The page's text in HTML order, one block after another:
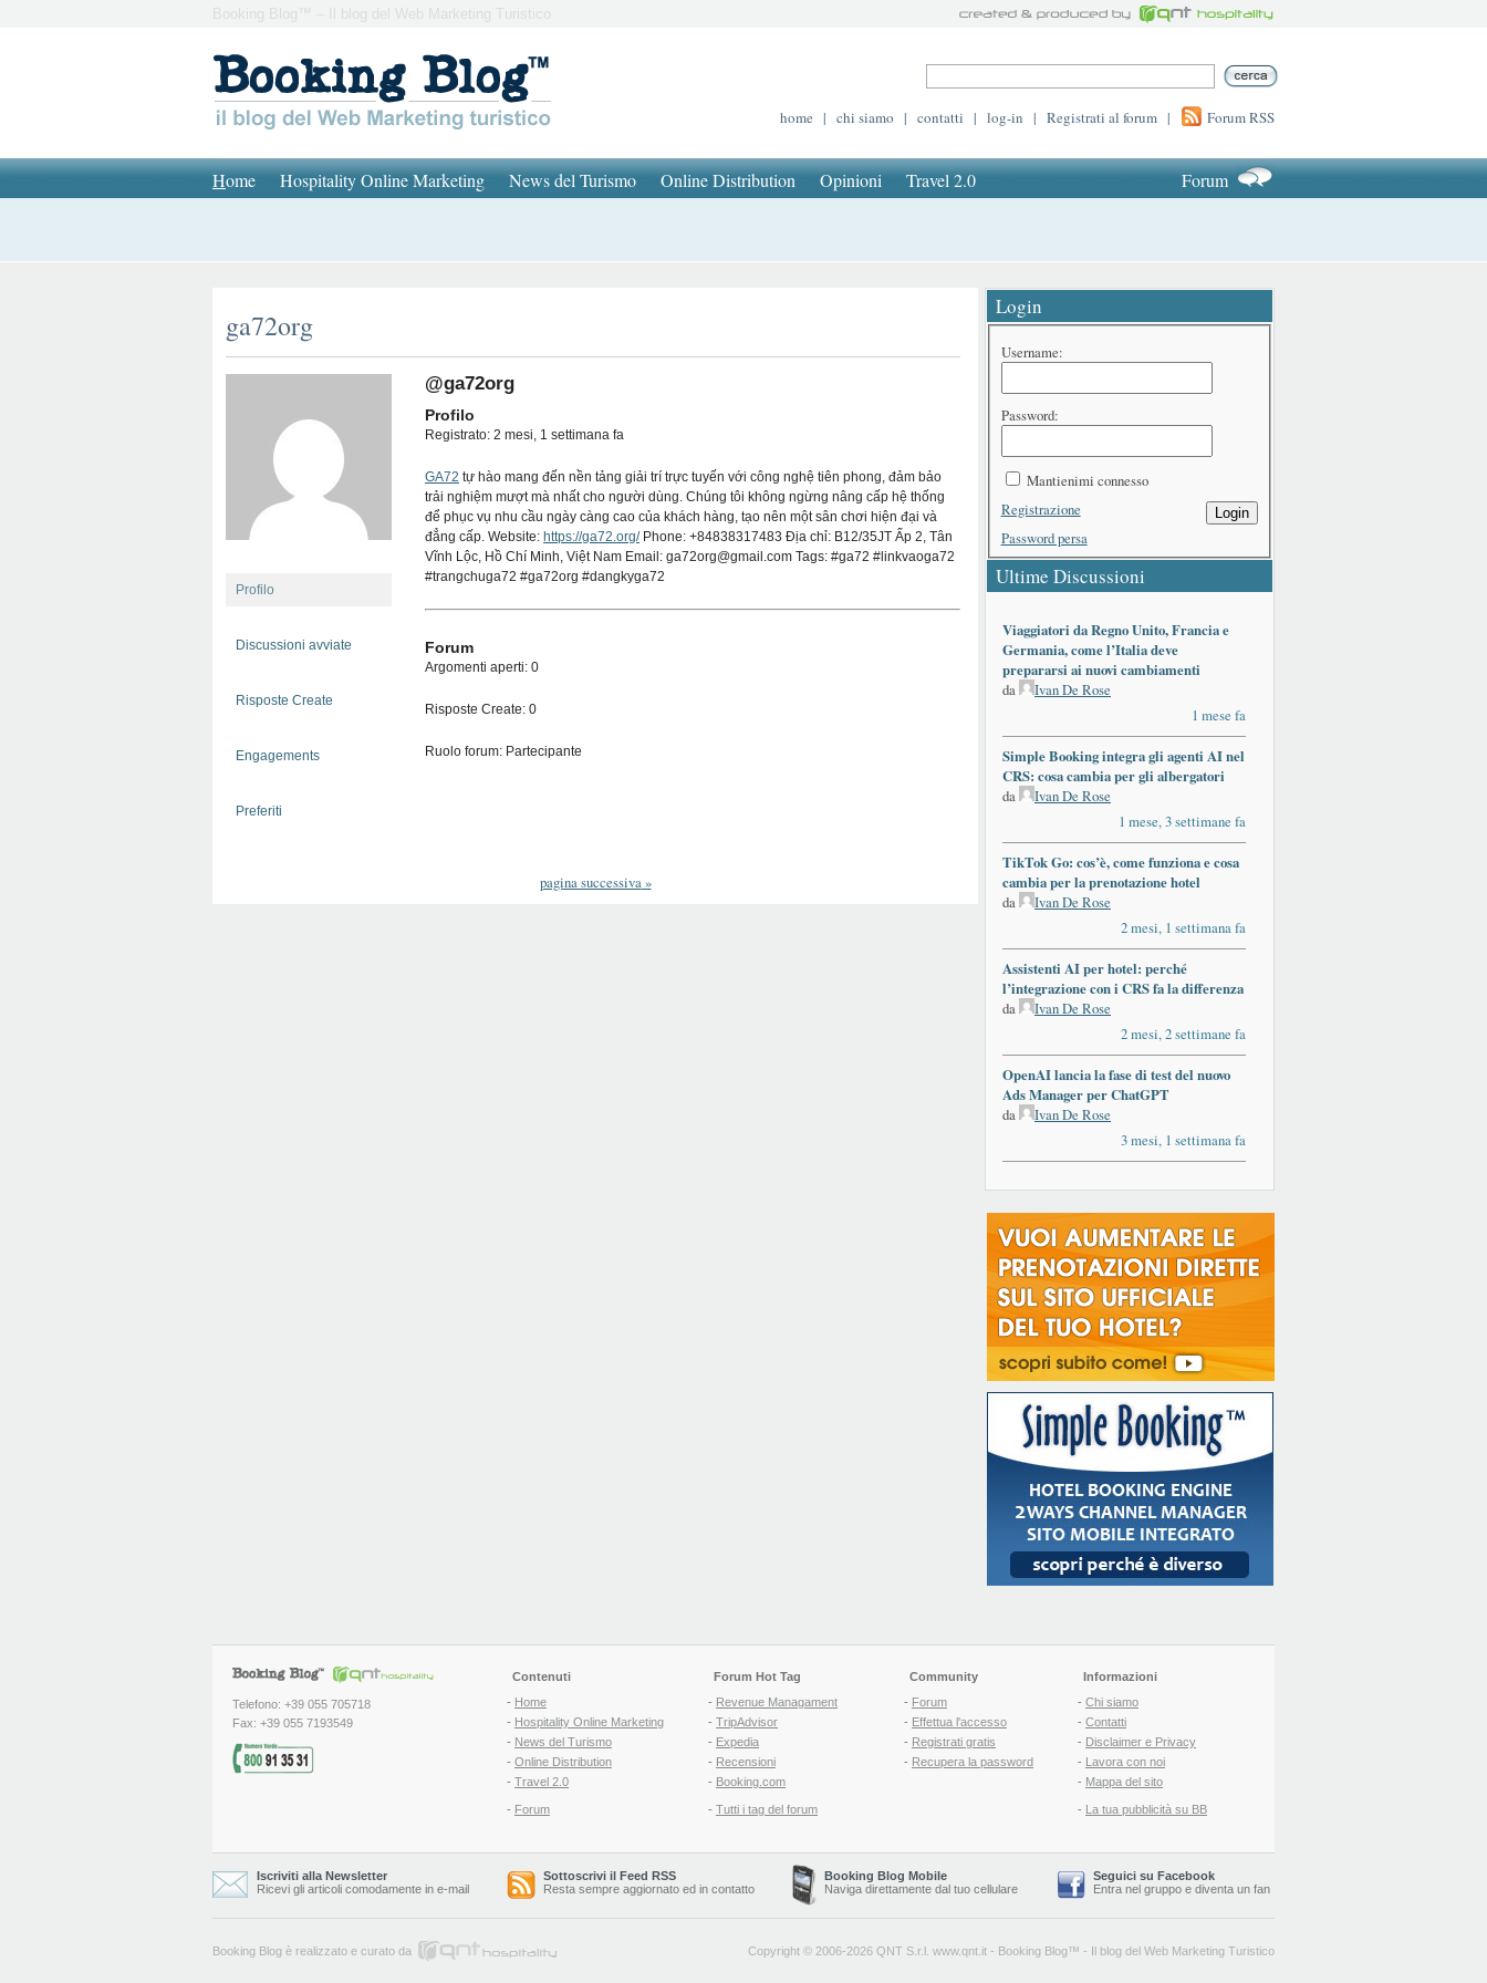
Booking Blog™ – Il blog del Web Marketing Turistico
home | chi siamo | contatti | log-in | Registrati al forum | Forum RSS
Home Hospitality Online Marketing News del Turismo Online Distribution Opinioni Travel 2.0 Forum
ga72org
Profilo
Discussioni avviate
Risposte Create
Engagements
Preferiti
@ga72org
Profilo
Registrato: 2 mesi, 1 settimana fa
GA72 tự hào mang đến nền tảng giải trí trực tuyến với công nghệ tiên phong, đảm bảo
trải nghiệm mượt mà nhất cho người dùng. Chúng tôi không ngừng nâng cấp hệ thống
để phục vụ nhu cầu ngày càng cao của khách hàng, tạo nên một sân chơi hiện đại và
đẳng cấp. Website: https://ga72.org/Phone: +84838317483 Địa chỉ: B12/35JT Ấp 2, Tân
Vĩnh Lộc, Hồ Chí Minh, Việt Nam Email: ga72org@gmail.com Tags: #ga72 #linkvaoga72
#trangchuga72 #ga72org #dangkyga72
Forum
Argomenti aperti: 0
Risposte Create: 0
Ruolo forum: Partecipante
pagina successiva»
Login
Username:
Password:
Mantienimi connesso
Login
Registrazione
Password persa
Ultime Discussioni
Viaggiatori da Regno Unito, Francia e
Germania, come l’Italia deve
prepararsi ai nuovi cambiamenti
da
Ivan De Rose
1 mese fa
Simple Booking integra gli agenti AI nel
CRS: cosa cambia per gli albergatori
da
Ivan De Rose
1 mese, 3 settimane fa
TikTok Go: cos’è, come funziona e cosa
cambia per la prenotazione hotel
da
Ivan De Rose
2 mesi, 1 settimana fa
Assistenti AI per hotel: perché
l’integrazione con i CRS fa la differenza
da
Ivan De Rose
2 mesi, 2 settimane fa
OpenAI lancia la fase di test del nuovo
Ads Manager per ChatGPT
da
Ivan De Rose
3 mesi, 1 settimana fa
Telefono: +39 055 705718
Fax: +39 055 7193549
Contenuti
- Home
- Hospitality Online Marketing
- News del Turismo
- Online Distribution
- Travel 2.0
- Forum
Forum Hot Tag
- Revenue Managament
- TripAdvisor
- Expedia
- Recensioni
- Booking.com
- Tutti i tag del forum
Community
- Forum
- Effettua l'accesso
- Registrati gratis
- Recupera la password
Informazioni
- Chi siamo
- Contatti
- Disclaimer e Privacy
- Lavora con noi
- Mappa del sito
- La tua pubblicità su BB
Iscriviti alla Newsletter
Ricevi gli articoli comodamente in e-mail
Sottoscrivi il Feed RSS
Resta sempre aggiornato ed in contatto
Booking Blog Mobile
Naviga direttamente dal tuo cellulare
Seguici su Facebook
Entra nel gruppo e diventa un fan
Booking Blog è realizzato e curato da Copyright © 2006-2026 QNT S.r.l. www.qnt.it - Booking Blog™ - Il blog del Web Marketing Turistico